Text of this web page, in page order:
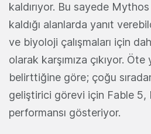
kaldırıyor. Bu sayede
kaldığı alanlarda yanıt
ve biyoloji çalışmaları için
olarak karşımıza çıkıyor.
belirttiğine göre; çoğu
geliştirici görevi için Fable 5,
performansı gösteriyor.